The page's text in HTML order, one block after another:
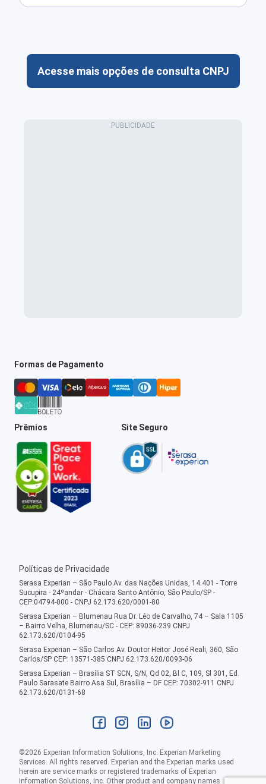
Acesse mais opções de consulta CNPJ
Formas de Pagamento
Prêmios Site Seguro
Políticas de Privacidade
Serasa Experian – São Paulo Av. das Nações Unidas, 14.401 - Torre
Sucupira - 24ºandar - Chácara Santo Antônio, São Paulo/SP -
CEP:04794-000 - CNPJ 62.173.620/0001-80
Serasa Experian – Blumenau Rua Dr. Léo de Carvalho, 74 – Sala 1105
– Bairro Velha, Blumenau/SC - CEP: 89036-239 CNPJ
62.173.620/0104-95
Serasa Experian – São Carlos Av. Doutor Heitor José Reali, 360, São
Carlos/SP CEP: 13571-385 CNPJ 62.173.620/0093-06
Serasa Experian – Brasília ST SCN, S/N, Qd 02, Bl C, 109, Sl 301, Ed.
Paulo Sarasate Bairro Asa Sul, Brasília – DF CEP: 70302-911 CNPJ
62.173.620/0131-68
©2026 Experian Information Solutions, Inc. Experian Marketing
Services. All rights reserved. Experian and the Experian marks used
herein are service marks or registered trademarks of Experian
Information Solutions, Inc. Other product and company names